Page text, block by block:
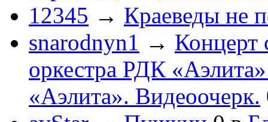
12345 → Краеведы не
snarodnyn1 → Концерт
оркестра РДК
«Аэлита». Видеоочерк.